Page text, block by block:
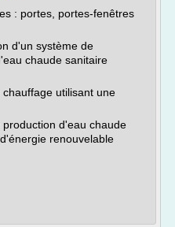
: portes, portes-fenêtres
d'un système de
chaude sanitaire
utilisant une
d'eau chaude
renouvelable